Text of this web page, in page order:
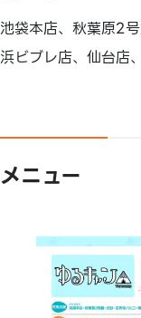
池袋本店、秋葉原2
浜ビブレ店、仙台店
メニュー